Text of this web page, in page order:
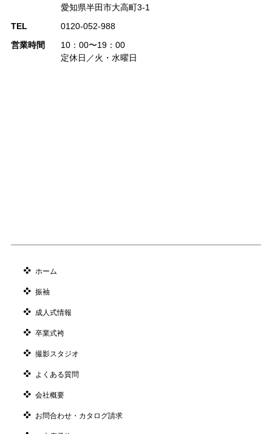
愛知県半田市大高町3-1
TEL
0120-052-988
営業時間
10：00〜19：00
定休日／火・水曜日
ホーム
振袖
成人式情報
卒業式袴
撮影スタジオ
よくある質問
会社概要
お問合わせ・カタログ請求